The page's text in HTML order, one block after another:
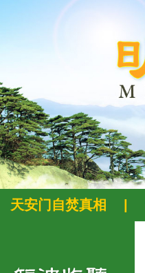
天安门自焚真相